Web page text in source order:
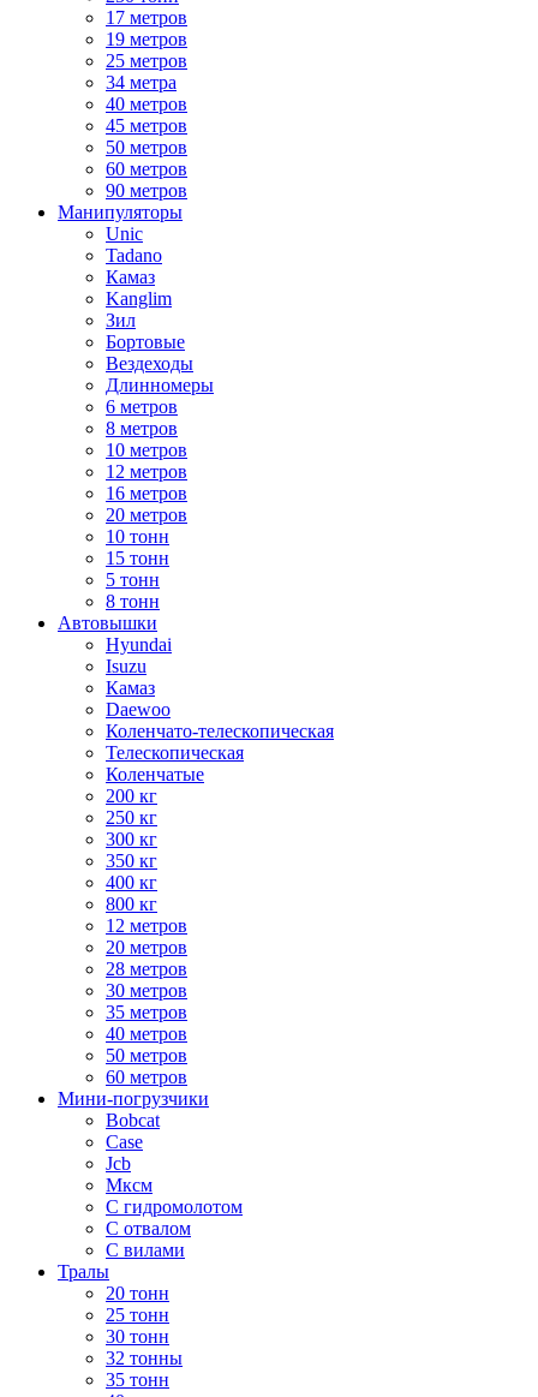
17 метров
19 метров
25 метров
34 метра
40 метров
45 метров
50 метров
60 метров
90 метров
Манипуляторы
Unic
Tadano
Камаз
Kanglim
Зил
Бортовые
Вездеходы
Длинномеры
6 метров
8 метров
10 метров
12 метров
16 метров
20 метров
10 тонн
15 тонн
5 тонн
8 тонн
Автовышки
Hyundai
Isuzu
Камаз
Daewoo
Коленчато-телескопическая
Телескопическая
Коленчатые
200 кг
250 кг
300 кг
350 кг
400 кг
800 кг
12 метров
20 метров
28 метров
30 метров
35 метров
40 метров
50 метров
60 метров
Мини-погрузчики
Bobcat
Case
Jcb
Мксм
С гидромолотом
С отвалом
С вилами
Тралы
20 тонн
25 тонн
30 тонн
32 тонны
35 тонн